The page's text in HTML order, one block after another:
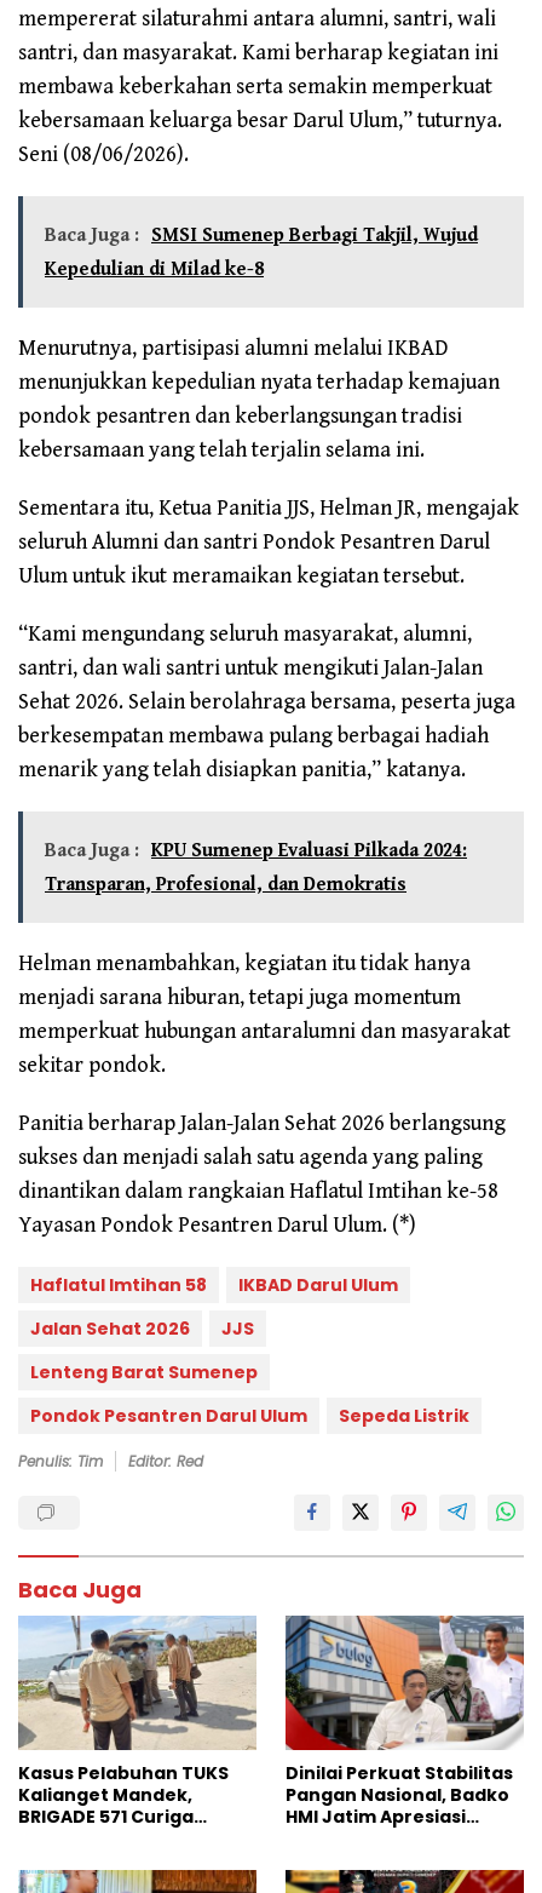
mempererat silaturahmi antara alumni, santri, wali
santri, dan masyarakat. Kami berharap kegiatan ini
membawa keberkahan serta semakin memperkuat
kebersamaan keluarga besar Darul Ulum,” tuturnya.
Seni (08/06/2026).
Baca Juga : SMSI Sumenep Berbagi Takjil, Wujud
Kepedulian di Milad ke-8
Menurutnya, partisipasi alumni melalui IKBAD
menunjukkan kepedulian nyata terhadap kemajuan
pondok pesantren dan keberlangsungan tradisi
kebersamaan yang telah terjalin selama ini.
Sementara itu, Ketua Panitia JJS, Helman JR, mengajak
seluruh Alumni dan santri Pondok Pesantren Darul
Ulum untuk ikut meramaikan kegiatan tersebut.
“Kami mengundang seluruh masyarakat, alumni,
santri, dan wali santri untuk mengikuti Jalan-Jalan
Sehat 2026. Selain berolahraga bersama, peserta juga
berkesempatan membawa pulang berbagai hadiah
menarik yang telah disiapkan panitia,” katanya.
Baca Juga : KPU Sumenep Evaluasi Pilkada 2024:
Transparan, Profesional, dan Demokratis
Helman menambahkan, kegiatan itu tidak hanya
menjadi sarana hiburan, tetapi juga momentum
memperkuat hubungan antaralumni dan masyarakat
sekitar pondok.
Panitia berharap Jalan-Jalan Sehat 2026 berlangsung
sukses dan menjadi salah satu agenda yang paling
dinantikan dalam rangkaian Haflatul Imtihan ke-58
Yayasan Pondok Pesantren Darul Ulum. (*)
Haflatul Imtihan 58
IKBAD Darul Ulum
Jalan Sehat 2026
JJS
Lenteng Barat Sumenep
Pondok Pesantren Darul Ulum
Sepeda Listrik
Penulis: Tim Editor: Red
Baca Juga
Kasus Pelabuhan TUKS
Kalianget Mandek,
BRIGADE 571 Curiga
Dinilai Perkuat Stabilitas
Pangan Nasional, Badko
HMI Jatim Apresiasi